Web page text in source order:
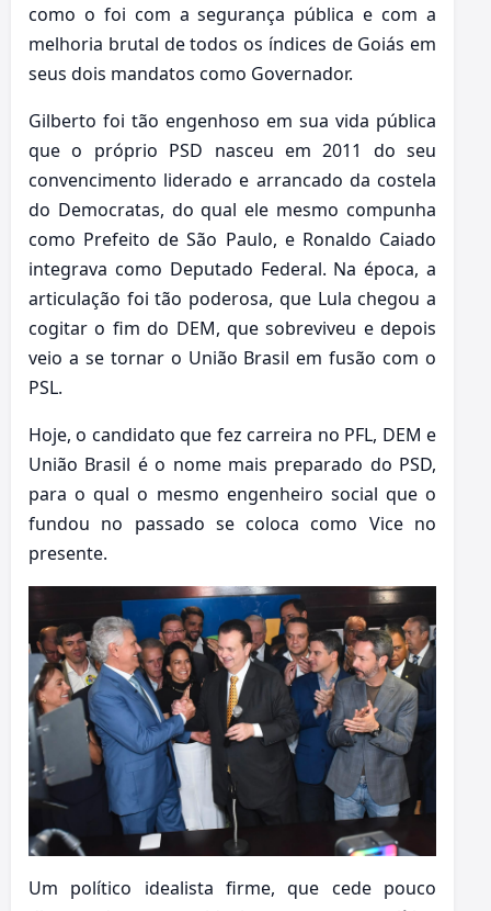
como o foi com a segurança pública e com a
melhoria brutal de todos os índices de Goiás em
seus dois mandatos como Governador.
Gilberto foi tão engenhoso em sua vida pública
que o próprio PSD nasceu em 2011 do seu
convencimento liderado e arrancado da costela
do Democratas, do qual ele mesmo compunha
como Prefeito de São Paulo, e Ronaldo Caiado
integrava como Deputado Federal. Na época, a
articulação foi tão poderosa, que Lula chegou a
cogitar o fim do DEM, que sobreviveu e depois
veio a se tornar o União Brasil em fusão com o
PSL.
Hoje, o candidato que fez carreira no PFL, DEM e
União Brasil é o nome mais preparado do PSD,
para o qual o mesmo engenheiro social que o
fundou no passado se coloca como Vice no
presente.
Um político idealista firme, que cede pouco